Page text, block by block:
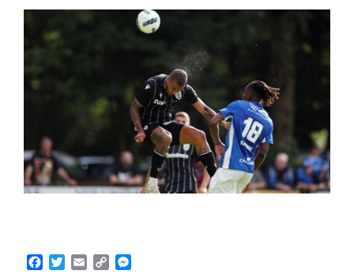
Facebook
TwitterEmailCopy